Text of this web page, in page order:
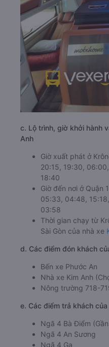
c. Lộ trình, giờ khởi hành
Anh
Giờ xuất phát ở
20:15, 19:30,
18:40
Giờ đến nơi ở Quận
05:33, 04:48,
03:58
Thời gian chạy từ
Sài Gòn của nhà xe
d. Các điểm đón khách
Bến xe Phước An
Nhà xe Kim Anh
Nông trường 718-
e. Các điểm trả khách
Ngã 4 Bà Điểm
Ngã 4 An Sương
Ngã 4 Ga